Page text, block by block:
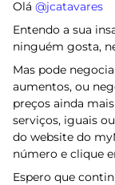
Olá ​ @jcatavares
Entendo a sua
ninguém gosta,
Mas pode
aumentos, ou
preços ainda
serviços, iguais
do website do
número e clique
Espero que